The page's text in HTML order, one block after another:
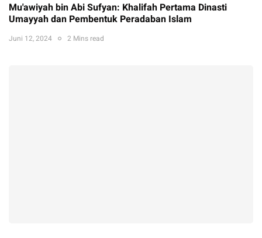
Mu'awiyah bin Abi Sufyan: Khalifah Pertama Dinasti
Umayyah dan Pembentuk Peradaban Islam
Juni 12, 2024 2 Mins read